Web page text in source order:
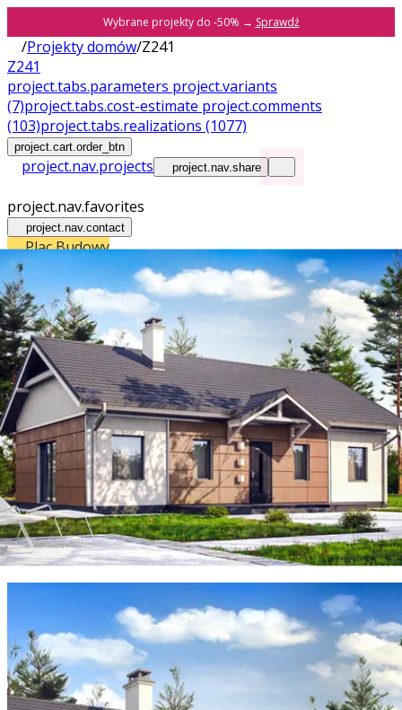
Wybrane projekty do -50% → Sprawdź
/Projekty domów/Z241
Z241
project.tabs.parameters project.variants
(7)project.tabs.cost-estimate project.comments
(103)project.tabs.realizations (1077)
project.cart.order_btn
project.nav.projects project.nav.share
project.nav.favorites
project.nav.contact
Plac Budowy